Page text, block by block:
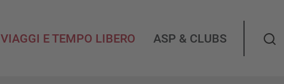
VIAGGI E TEMPO LIBERO ASP & CLUBS